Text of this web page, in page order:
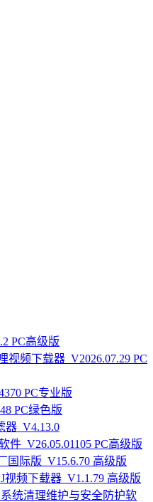
PC高级版
视频下载器_V2026.07.29 PC
PC专业版
PC绿色版
器_V4.13.0
件_V26.05.01105 PC高级版
国际版_V15.6.70 高级版
视频下载器_V1.1.79 高级版
系统清理维护与安全防护软